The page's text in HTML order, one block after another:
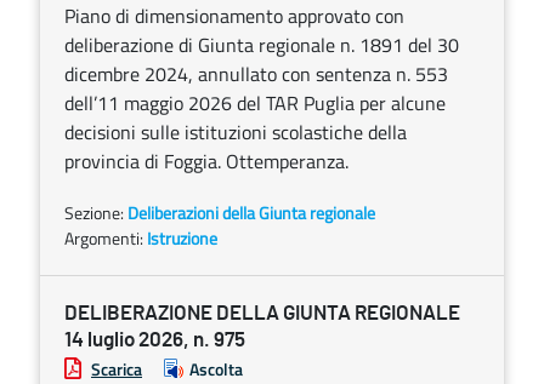
Piano di dimensionamento approvato con
deliberazione di Giunta regionale n. 1891 del 30
dicembre 2024, annullato con sentenza n. 553
dell’11 maggio 2026 del TAR Puglia per alcune
decisioni sulle istituzioni scolastiche della
provincia di Foggia. Ottemperanza.
Sezione: Deliberazioni della Giunta regionale
Argomenti: Istruzione
DELIBERAZIONE DELLA GIUNTA REGIONALE
14 luglio 2026, n. 975
Scarica Ascolta